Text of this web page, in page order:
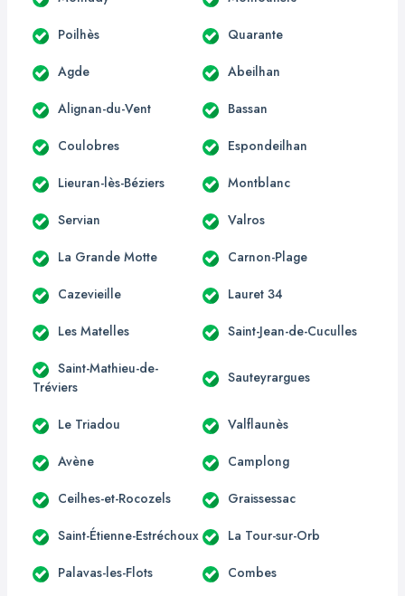
Poilhès Quarante
Agde Abeilhan
Alignan-du-Vent Bassan
Coulobres Espondeilhan
Lieuran-lès-Béziers Montblanc
Servian Valros
La Grande Motte Carnon-Plage
Cazevieille Lauret 34
Les Matelles Saint-Jean-de-Cuculles
Saint-Mathieu-de-
Tréviers
Sauteyrargues
Le Triadou Valflaunès
Avène Camplong
Ceilhes-et-Rocozels Graissessac
Saint-Étienne-Estréchoux La Tour-sur-Orb
Palavas-les-Flots Combes